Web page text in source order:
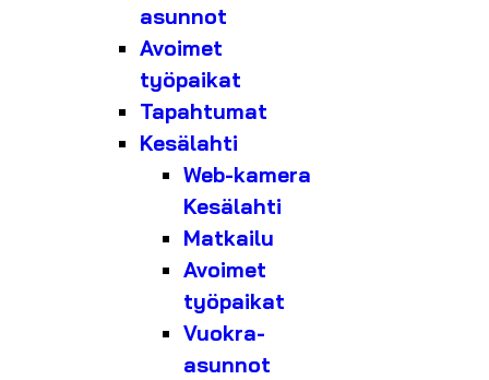
asunnot
Avoimet
työpaikat
Tapahtumat
Kesälahti
Web-kamera
Kesälahti
Matkailu
Avoimet
työpaikat
Vuokra-
asunnot